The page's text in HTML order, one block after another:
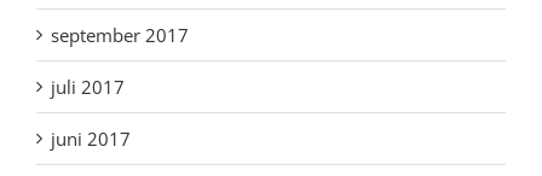
september 2017
juli 2017
juni 2017